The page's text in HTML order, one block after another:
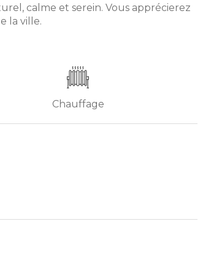
calme et serein. Vous apprécierez
la ville.
Chauffage